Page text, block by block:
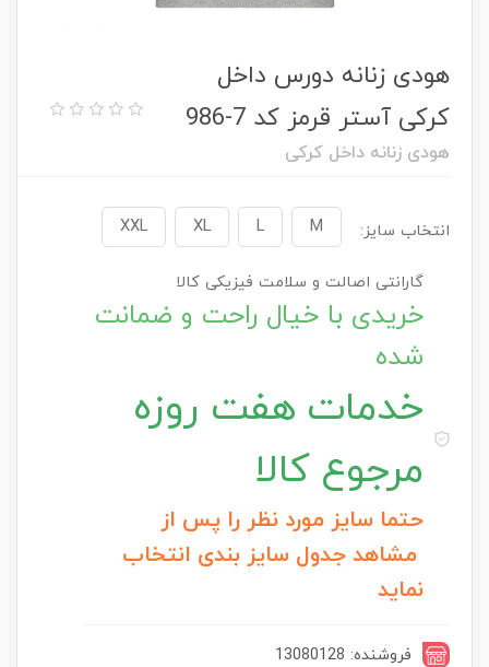
هودی زنانه دورس داخل
کرکی آستر قرمز کد 7-986
هودی زنانه داخل کرکی
انتخاب سایز: M
L
XL
XXL
گارانتی اصالت و سلامت فیزیکی کالا
خریدی با خیال راحت و ضمانت
شده
خدمات هفت روزه
مرجوع کالا
حتما سایز مورد نظر را پس از
مشاهد جدول سایز بندی انتخاب
نماید
فروشنده: 13080128